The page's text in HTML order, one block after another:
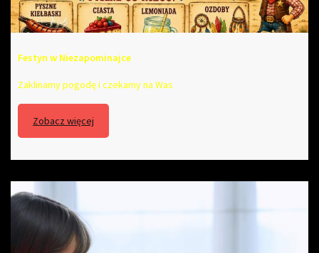
Festyn w Niezapominajce
Zaklinamy pogodę i czekamy na Was
Zobacz więcej